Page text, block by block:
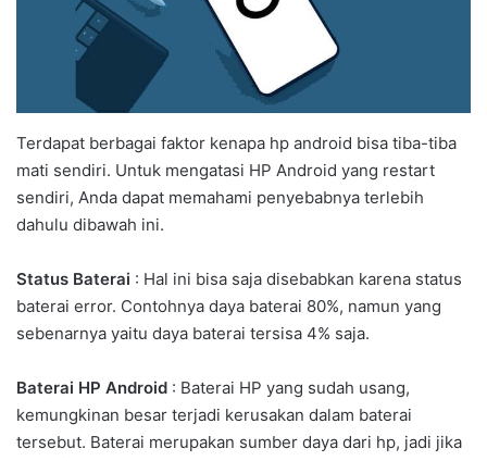
Terdapat berbagai faktor kenapa hp android bisa tiba-tiba
mati sendiri. Untuk mengatasi HP Android yang restart
sendiri, Anda dapat memahami penyebabnya terlebih
dahulu dibawah ini.
Status Baterai : Hal ini bisa saja disebabkan karena status
baterai error. Contohnya daya baterai 80%, namun yang
sebenarnya yaitu daya baterai tersisa 4% saja.
Baterai HP Android : Baterai HP yang sudah usang,
kemungkinan besar terjadi kerusakan dalam baterai
tersebut. Baterai merupakan sumber daya dari hp, jadi jika